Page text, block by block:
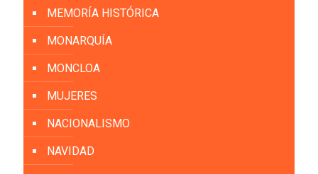
MEMORÍA HISTÓRICA
MONARQUÍA
MONCLOA
MUJERES
NACIONALISMO
NAVIDAD